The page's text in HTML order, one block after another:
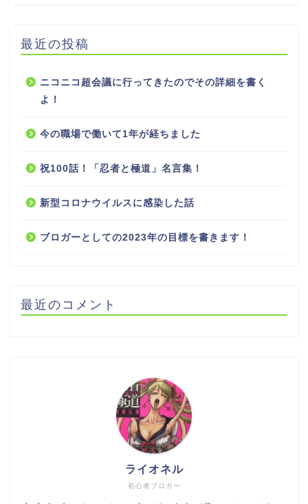
最近の投稿
ニコニコ超会議に行ってきたのでその詳細を書く
よ！
今の職場で働いて1年が経ちました
祝100話！「忍者と極道」名言集！
新型コロナウイルスに感染した話
ブロガーとしての2023年の目標を書きます！
最近のコメント
初心者ブロガー
ライオネル